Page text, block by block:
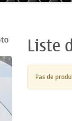
Liste
Pas de